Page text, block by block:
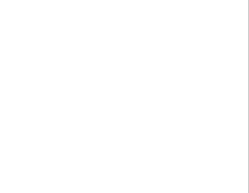
mottaker via radiosignaler.
til trådløs mottaker.